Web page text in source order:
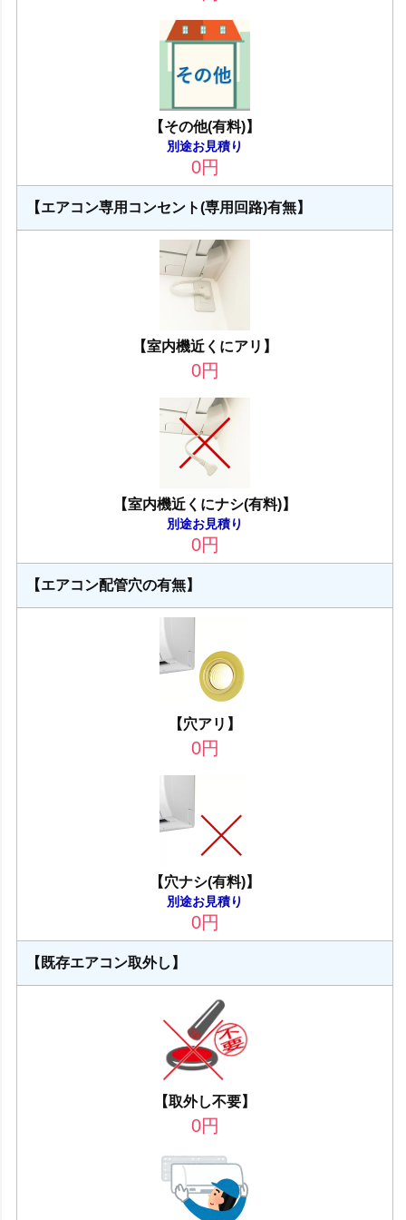
【その他(有料)】
別途お見積り
0円
【エアコン専用コンセント(専用回路)有無】
【室内機近くにアリ】
0円
【室内機近くにナシ(有料)】
別途お見積り
0円
【エアコン配管穴の有無】
【穴アリ】
0円
【穴ナシ(有料)】
別途お見積り
0円
【既存エアコン取外し】
【取外し不要】
0円